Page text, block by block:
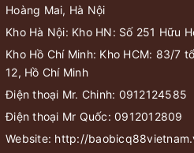
Hoàng Mai, Hà Nội
Kho Hà Nội: Kho HN: Số 251 Hữu
Kho Hồ Chí Minh: Kho HCM: 83/7
12, Hồ Chí Minh
Điện thoại Mr. Chinh: 0912124585
Điện thoại Mr Quốc: 0912012809
Website: http://